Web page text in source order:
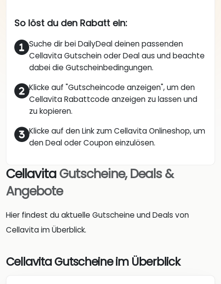
So löst du den Rabatt ein:
Suche dir bei DailyDeal deinen passenden
Cellavita Gutschein oder Deal aus und beachte
dabei die Gutscheinbedingungen.
Klicke auf "Gutscheincode anzeigen", um den
Cellavita Rabattcode anzeigen zu lassen und
zu kopieren.
Klicke auf den Link zum Cellavita Onlineshop, um
den Deal oder Coupon einzulösen.
Cellavita Gutscheine, Deals &
Angebote
Hier findest du aktuelle Gutscheine und Deals von
Cellavita im Überblick.
Cellavita Gutscheine im Überblick